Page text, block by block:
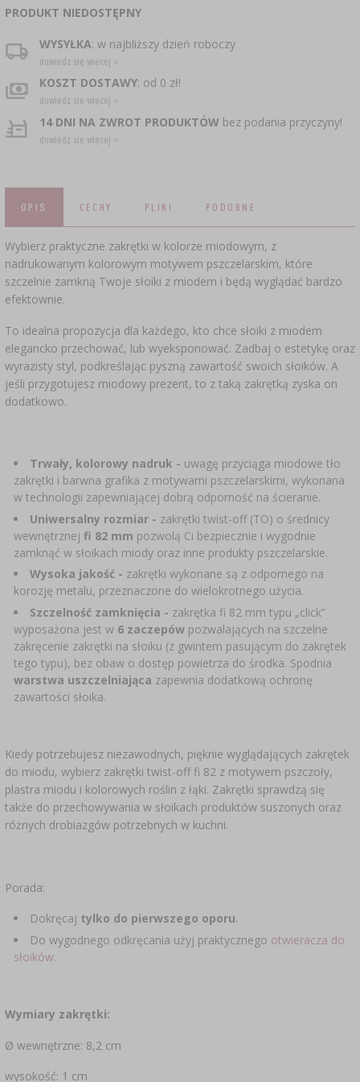
SUBSTANCJE ŻELUJĄCE DŻEMY
ZESTAWY SERWOWARSKIE
DEKORACJE CUKIERNICZE I PRODUKTY DO
PIECZENIA
GARNKI I FORMY RZYMSKIE
MASZYNKI DO MIELENIA
PAKOWANIE PRÓŻNIOWE
AKCESORIA DO PEKLOWANIA
APLIKATORY, ZACISKARKI
NICI, SZNURKI, SIATKI
OSŁONKI
JELITA
PEKLE, MARYNATY I ZIOŁA ›
LITERATURA WĘDLINIARSTWO
AROMATY DYMU WĘDZARNICZEGO
DROŻDŻE WINIARSKIE
ŚRODKI DODATKOWE
PRASY
FILTROWANIE ›
KORKOWANIE ›
AKCESORIA WINIARSKIE ›
MIERNIKI, WSKAŹNIKI ›
GĄSIORY ›
REGAŁY
AROMATYZACJA ›
LITERATURA
BADANIA WINA
DODATKI AROMATYZUJĄCE I PRZYPRAWY
LITERATURA
WĘDZENIE I GRILLOWANIE
JOGURTOWNICE
PRZYPRAWY
AKCESORIA PIWOWARSKIE
KAPSLE
BUTELKI
BADANIA PIWA
BECZKI I WORKI
KAMIONKA
SOKOWNIKI
BUTELKI
SZYBKOWARY
SUSZARKI DO ŻYWNOŚCI
LEJKI
ZACISKARKI
GĄSIORY
BUTELKI
VYPITO
DROŻDŻE GORZELNICZE
WĘGIEL AKTYWNY
SUBSTANCJE DODATKOWE
BADANIA ALKOHOLU
LITERATURA
DOMKI I KARMNIKI
WĘDZARNIE I HAKI
GRILLOWANIE
NACZYNIA ŻELIWNE
PALENISKA
PAKOWANIE PRÓŻNIOWE
PRZECHOWYWANIE ›
MŁYNKI I MOŹDZIERZE ›
GADŻETY DOMOWE
PRODUKT NIEDOSTĘPNY
WYSYŁKA: w najbliższy dzień roboczy
dowiedz się więcej »
KOSZT DOSTAWY: od 0 zł!
dowiedz się więcej »
14 DNI NA ZWROT PRODUKTÓWbez podania przyczyny!
dowiedz się więcej »
OPIS CECHY PLIKI PODOBNE
Wybierz praktyczne zakrętki w kolorze miodowym, z
nadrukowanym kolorowym motywem pszczelarskim, które
szczelnie zamkną Twoje słoiki z miodem i będą wyglądać bardzo
efektownie.
To idealna propozycja dla każdego, kto chce słoiki z miodem
elegancko przechować, lub wyeksponować. Zadbaj o estetykę oraz
wyrazisty styl, podkreślając pyszną zawartość swoich słoików. A
jeśli przygotujesz miodowy prezent, to z taką zakrętką zyska on
dodatkowo.
Trwały, kolorowy nadruk - uwagę przyciąga miodowe tło
zakrętki i barwna grafika z motywami pszczelarskimi, wykonana
w technologii zapewniającej dobrą odporność na ścieranie.
Uniwersalny rozmiar - zakrętki twist-off (TO) o średnicy
wewnętrznej fi 82 mm pozwolą Ci bezpiecznie i wygodnie
zamknąć w słoikach miody oraz inne produkty pszczelarskie.
Wysoka jakość - zakrętki wykonane są z odpornego na
korozję metalu, przeznaczone do wielokrotnego użycia.
Szczelność zamknięcia - zakrętka fi 82 mm typu „click”
wyposażona jest w 6 zaczepówpozwalających na szczelne
zakręcenie zakrętki na słoiku (z gwintem pasującym do zakrętek
tego typu), bez obaw o dostęp powietrza do środka. Spodnia
warstwa uszczelniająca zapewnia dodatkową ochronę
zawartości słoika.
Kiedy potrzebujesz niezawodnych, pięknie wyglądających zakrętek
do miodu, wybierz zakrętki twist-off fi 82 z motywem pszczoły,
plastra miodu i kolorowych roślin z łąki. Zakrętki sprawdzą się
także do przechowywania w słoikach produktów suszonych oraz
różnych drobiazgów potrzebnych w kuchni.
Porada:
Dokręcaj tylko do pierwszego oporu.
Do wygodnego odkręcania użyj praktycznego otwieracza do
słoików.
Wymiary zakrętki:
Ø wewnętrzne: 8,2 cm
wysokość: 1 cm